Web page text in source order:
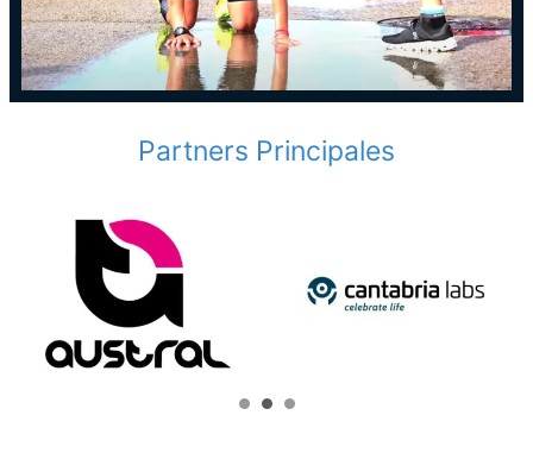
Partners Principales